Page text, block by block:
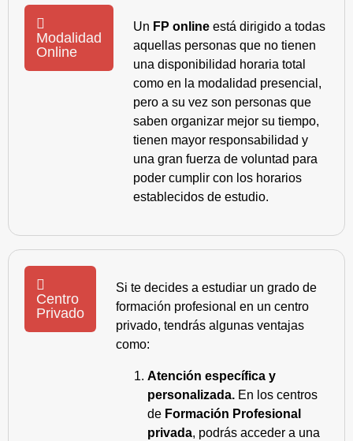
Modalidad
Online
Un FP online está dirigido a todas
aquellas personas que no tienen
una disponibilidad horaria total
como en la modalidad presencial,
pero a su vez son personas que
saben organizar mejor su tiempo,
tienen mayor responsabilidad y
una gran fuerza de voluntad para
poder cumplir con los horarios
establecidos de estudio.
Centro
Privado
Si te decides a estudiar un grado de
formación profesional en un centro
privado, tendrás algunas ventajas
como:
Atención específica y
personalizada. En los centros
de Formación Profesional
privada, podrás acceder a una